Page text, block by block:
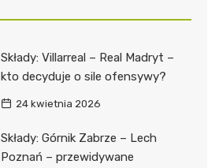
Składy: Villarreal – Real Madryt –
kto decyduje o sile ofensywy?
24 kwietnia 2026
Składy: Górnik Zabrze – Lech
Poznań – przewidywane